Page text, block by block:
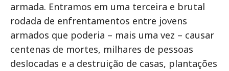
armada. Entramos em uma terceira e brutal
rodada de enfrentamentos entre jovens
armados que poderia – mais uma vez – causar
centenas de mortes, milhares de pessoas
deslocadas e a destruição de casas, plantações